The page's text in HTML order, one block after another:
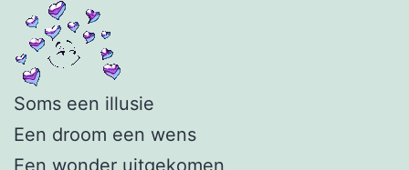
Soms een illusie
Een droom een wens
Een wonder uitgekomen